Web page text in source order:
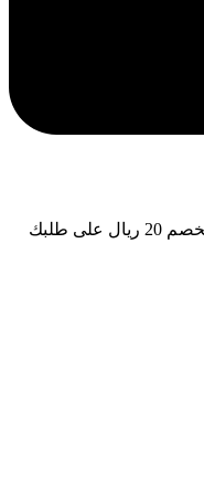
خصم 20 ريال على طلبك